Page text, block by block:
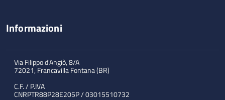
Informazioni
Via Filippo d'Angiò, 8/A
72021, Francavilla Fontana (BR)
C.F. / P.IVA
CNRPTR88P28E205P / 03015510732